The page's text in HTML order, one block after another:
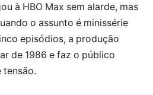
à HBO Max sem alarde, mas
o assunto é minissérie
episódios, a produção
de 1986 e faz o público
tensão.